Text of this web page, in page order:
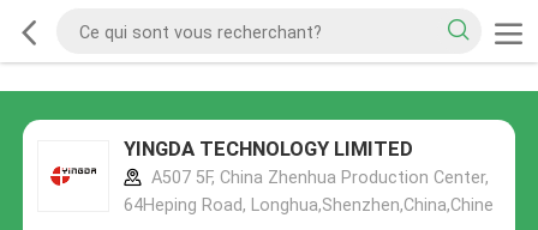
YINGDA TECHNOLOGY LIMITED
A507 5F, China Zhenhua Production Center,
64Heping Road, Longhua,Shenzhen,China,Chine